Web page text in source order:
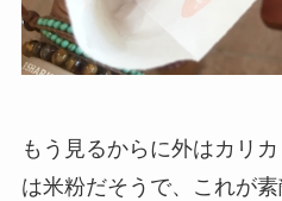
もう見るからに外はカリ
は米粉だそうで、これが